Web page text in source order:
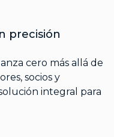
precisión
cero más allá de
socios y
integral para